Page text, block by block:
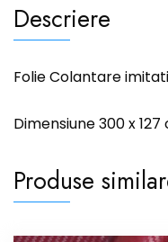
Descriere
Folie Colantare
Dimensiune 300 x 127
Produse